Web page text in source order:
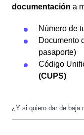
documentación a
Número de
Documento
pasaporte)
Código
(CUPS)